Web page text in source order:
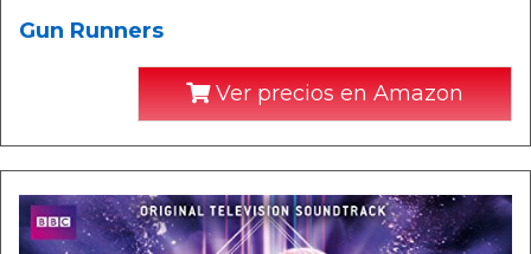
Gun Runners
Ver precios en Amazon